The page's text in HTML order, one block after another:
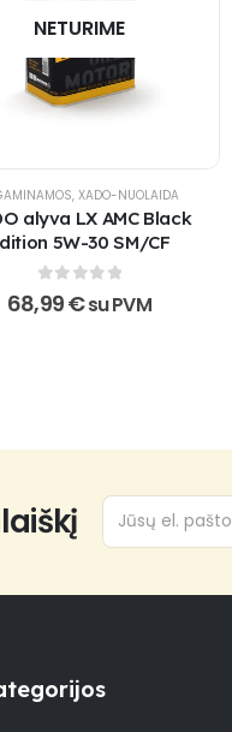
NETURIME
,XADO-NUOLAIDA
alyva LX AMC Black
5W-30 SM/CF
0out of 5
68,99€su PVM